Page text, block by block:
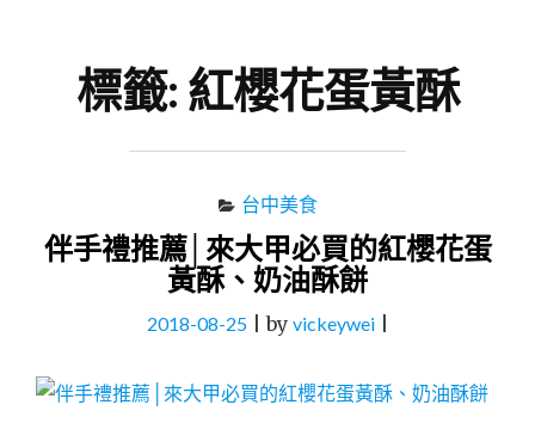
標籤: 紅櫻花蛋黃酥
台中美食
伴手禮推薦│來大甲必買的紅櫻花蛋
黃酥、奶油酥餅
2018-08-25|by vickeywei|